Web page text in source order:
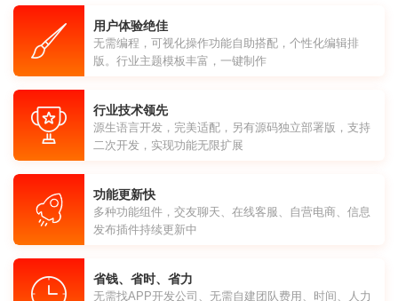
用户体验绝佳
无需编程，可视化操作功能自助搭配，个性化编辑排
版。行业主题模板丰富，一键制作
行业技术领先
源生语言开发，完美适配，另有源码独立部署版，支持
二次开发，实现功能无限扩展
功能更新快
多种功能组件，交友聊天、在线客服、自营电商、信息
发布插件持续更新中
省钱、省时、省力
无需找APP开发公司、无需自建团队费用、时间、人力